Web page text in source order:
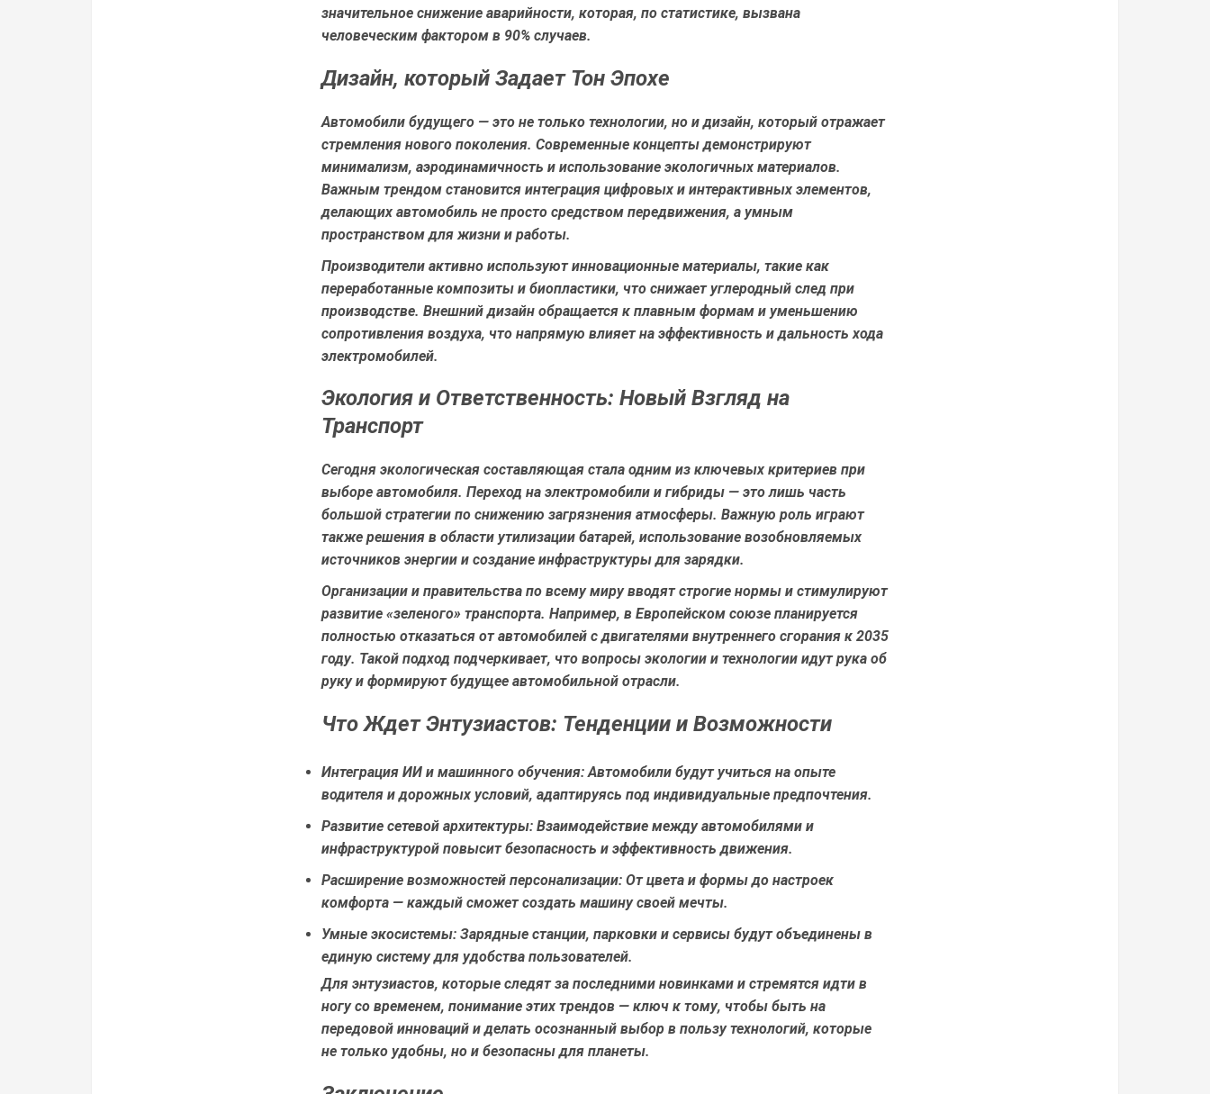
значительное снижение аварийности, которая, по статистике, вызвана
человеческим фактором в 90% случаев.
Дизайн, который Задает Тон Эпохе
Автомобили будущего — это не только технологии, но и дизайн, который отражает
стремления нового поколения. Современные концепты демонстрируют
минимализм, аэродинамичность и использование экологичных материалов.
Важным трендом становится интеграция цифровых и интерактивных элементов,
делающих автомобиль не просто средством передвижения, а умным
пространством для жизни и работы.
Производители активно используют инновационные материалы, такие как
переработанные композиты и биопластики, что снижает углеродный след при
производстве. Внешний дизайн обращается к плавным формам и уменьшению
сопротивления воздуха, что напрямую влияет на эффективность и дальность хода
электромобилей.
Экология и Ответственность: Новый Взгляд на
Транспорт
Сегодня экологическая составляющая стала одним из ключевых критериев при
выборе автомобиля. Переход на электромобили и гибриды — это лишь часть
большой стратегии по снижению загрязнения атмосферы. Важную роль играют
также решения в области утилизации батарей, использование возобновляемых
источников энергии и создание инфраструктуры для зарядки.
Организации и правительства по всему миру вводят строгие нормы и стимулируют
развитие «зеленого» транспорта. Например, в Европейском союзе планируется
полностью отказаться от автомобилей с двигателями внутреннего сгорания к 2035
году. Такой подход подчеркивает, что вопросы экологии и технологии идут рука об
руку и формируют будущее автомобильной отрасли.
Что Ждет Энтузиастов: Тенденции и Возможности
Интеграция ИИ и машинного обучения:Автомобили будут учиться на опыте
водителя и дорожных условий, адаптируясь под индивидуальные предпочтения.
Развитие сетевой архитектуры: Взаимодействие между автомобилями и
инфраструктурой повысит безопасность и эффективность движения.
Расширение возможностей персонализации: От цвета и формы до настроек
комфорта — каждый сможет создать машину своей мечты.
Умные экосистемы: Зарядные станции, парковки и сервисы будут объединены в
единую систему для удобства пользователей.
Для энтузиастов, которые следят за последними новинками и стремятся идти в
ногу со временем, понимание этих трендов — ключ к тому, чтобы быть на
передовой инноваций и делать осознанный выбор в пользу технологий, которые
не только удобны, но и безопасны для планеты.